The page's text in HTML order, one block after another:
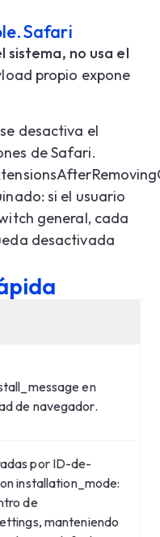
sistema, no usa el
propio expone
desactiva el
de Safari.
si el usuario
general, cada
desactivada
en
de navegador.
por ID-de-
installation_mode:
de
manteniendo